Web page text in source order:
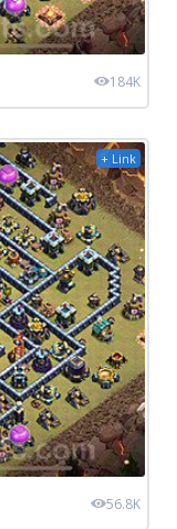
184K
+ Link
56.8K